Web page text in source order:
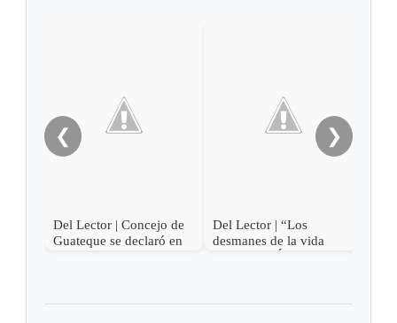
❮
Del Lector | Concejo de
Guateque se declaró en
Del Lector | “Los
desmanes de la vida
❯